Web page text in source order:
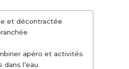
et décontractée
apéro et activités
dans l’eau